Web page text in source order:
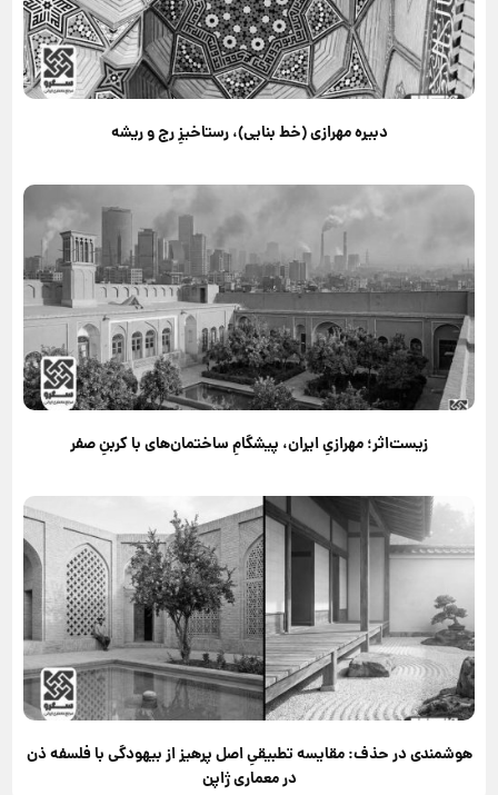
دبیره مهرازی (خط بنایی)، رستاخیزِ رج و ریشه
زیست‌اثر؛ مهرازیِ ایران، پیشگامِ ساختمان‌های با کربنِ صفر
هوشمندی در حذف: مقایسه تطبیقیِ اصل پرهیز از بیهودگی با فلسفه ذن
در معماری ژاپن